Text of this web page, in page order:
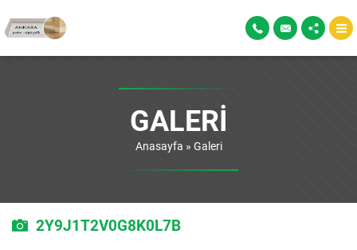
GALERI
Anasayfa » Galeri
2Y9J1T2V0G8K0L7B